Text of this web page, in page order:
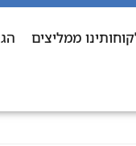
ממליצים